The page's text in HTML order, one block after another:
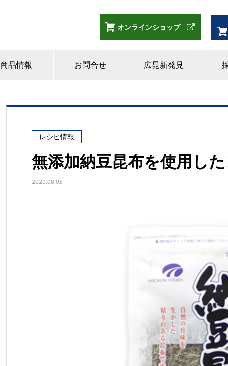
オンラインショップ
商品情報 お問合せ 広昆新発見
レシピ情報
無添加納豆昆布を使用し
2020.08.05